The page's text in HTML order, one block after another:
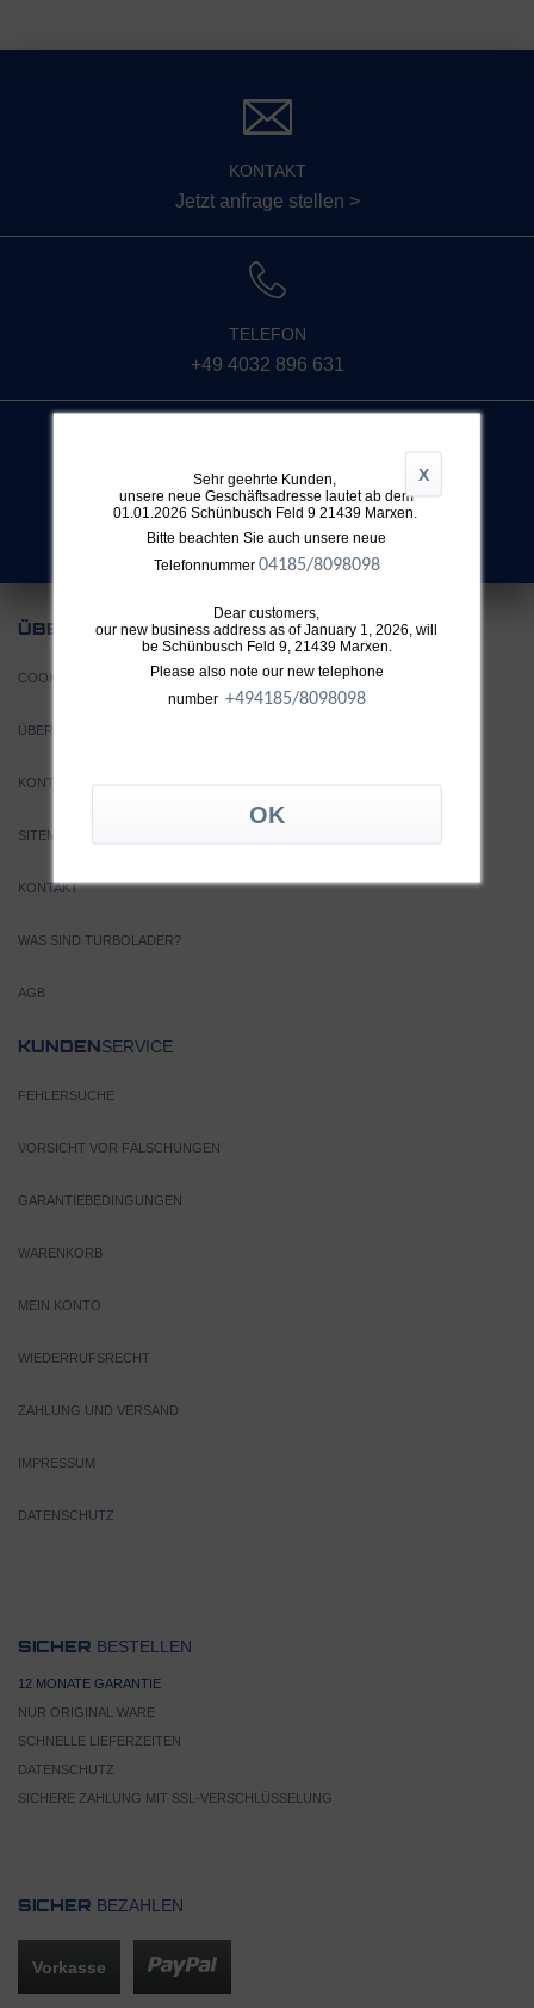
X
Sehr geehrte Kunden,
unsere neue Geschäftsadresse lautet ab dem
01.01.2026 Schünbusch Feld 9 21439 Marxen.
Bitte beachten Sie auch unsere neue
Telefonnummer 04185/8098098
Dear customers,
our new business address as of January 1, 2026, will
be Schünbusch Feld 9, 21439 Marxen.
Please also note our new telephone
number +494185/8098098
KONTAKT
Jetzt anfrage stellen >
TELEFON
+49 4032 896 631
SUCHE
Nicht fündig geworden?
ÜBER UNS
COOKIE EINSTELLUNGEN
ÜBER TTH
KONTAKT
SITEMAP
KONTAKT
WAS SIND TURBOLADER?
AGB
KUNDENSERVICE
FEHLERSUCHE
VORSICHT VOR FÄLSCHUNGEN
GARANTIEBEDINGUNGEN
WARENKORB
MEIN KONTO
WIEDERRUFSRECHT
ZAHLUNG UND VERSAND
IMPRESSUM
DATENSCHUTZ
SICHER BESTELLEN
12 MONATE GARANTIE
NUR ORIGINAL WARE
SCHNELLE LIEFERZEITEN
DATENSCHUTZ
SICHERE ZAHLUNG MIT SSL-VERSCHLÜSSELUNG
SICHER BEZAHLEN
Vorkasse